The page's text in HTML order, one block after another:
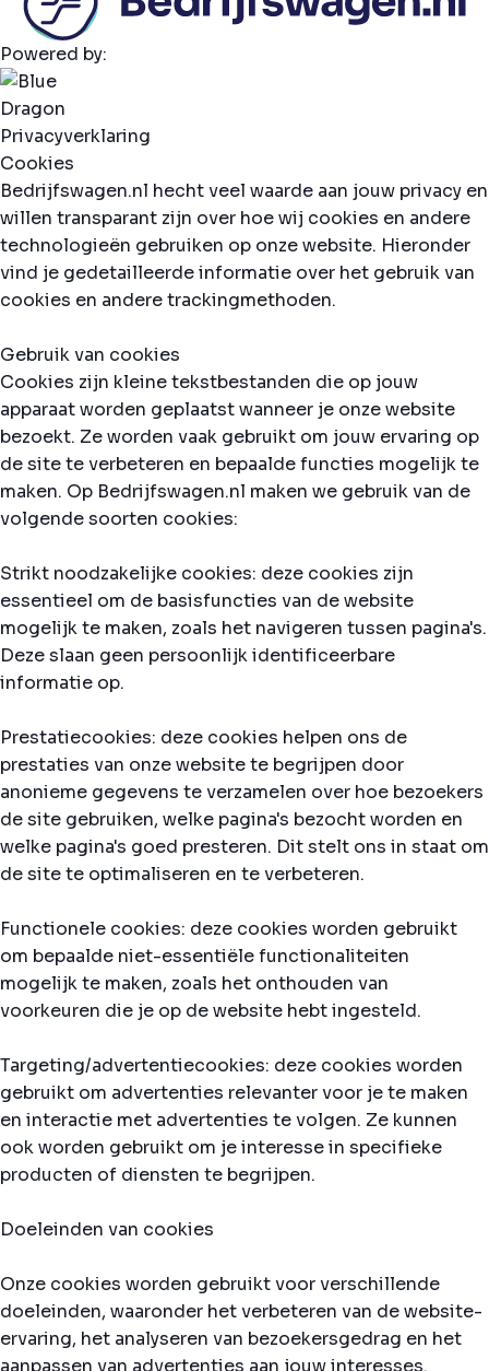
Powered by:
Privacyverklaring
Cookies
Bedrijfswagen.nl hecht veel waarde aan jouw privacy en
willen transparant zijn over hoe wij cookies en andere
technologieën gebruiken op onze website. Hieronder
vind je gedetailleerde informatie over het gebruik van
cookies en andere trackingmethoden.
Gebruik van cookies
Cookies zijn kleine tekstbestanden die op jouw
apparaat worden geplaatst wanneer je onze website
bezoekt. Ze worden vaak gebruikt om jouw ervaring op
de site te verbeteren en bepaalde functies mogelijk te
maken. Op Bedrijfswagen.nl maken we gebruik van de
volgende soorten cookies:
Strikt noodzakelijke cookies: deze cookies zijn
essentieel om de basisfuncties van de website
mogelijk te maken, zoals het navigeren tussen pagina's.
Deze slaan geen persoonlijk identificeerbare
informatie op.
Prestatiecookies: deze cookies helpen ons de
prestaties van onze website te begrijpen door
anonieme gegevens te verzamelen over hoe bezoekers
de site gebruiken, welke pagina's bezocht worden en
welke pagina's goed presteren. Dit stelt ons in staat om
de site te optimaliseren en te verbeteren.
Functionele cookies: deze cookies worden gebruikt
om bepaalde niet-essentiële functionaliteiten
mogelijk te maken, zoals het onthouden van
voorkeuren die je op de website hebt ingesteld.
Targeting/advertentiecookies: deze cookies worden
gebruikt om advertenties relevanter voor je te maken
en interactie met advertenties te volgen. Ze kunnen
ook worden gebruikt om je interesse in specifieke
producten of diensten te begrijpen.
Doeleinden van cookies
Onze cookies worden gebruikt voor verschillende
doeleinden, waaronder het verbeteren van de website-
ervaring, het analyseren van bezoekersgedrag en het